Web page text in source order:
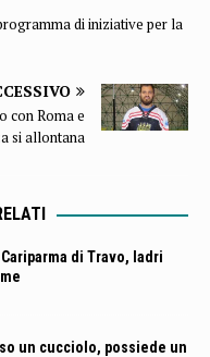
di iniziative per la
con Roma e
si allontana
di Travo, ladri
un cucciolo, possiede un